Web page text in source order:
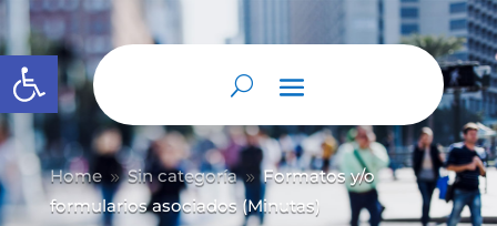
Abrir barra de herramientas
Home 9 Sin categoría 9 Formatos y/o
formularios asociados (Minutas)